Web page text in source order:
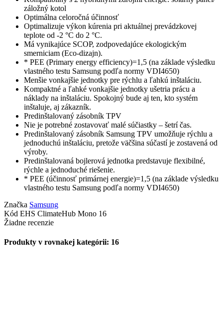
záložný kotol
Optimálna celoročná účinnosť
Optimalizuje výkon kúrenia pri aktuálnej prevádzkovej
teplote od -2 °C do 2 °C.
Má vynikajúce SCOP, zodpovedajúce ekologickým
smerniciam (Eco-dizajn).
* PEE (Primary energy efficiency)=1,5 (na základe výsledku
vlastného testu Samsung podľa normy VDI4650)
Menšie vonkajšie jednotky pre rýchlu a ľahkú inštaláciu.
Kompaktné a ľahké vonkajšie jednotky ušetria prácu a
náklady na inštaláciu. Spokojný bude aj ten, kto systém
inštaluje, aj zákazník.
Predinštalovaný zásobník TPV
Nie je potrebné zostavovať malé súčiastky – šetrí čas.
Predinštalovaný zásobník Samsung TPV umožňuje rýchlu a
jednoduchú inštaláciu, pretože väčšina súčastí je zostavená od
výroby.
Predinštalovaná bojlerová jednotka predstavuje flexibilné,
rýchle a jednoduché riešenie.
* PEE (účinnosť primárnej energie)=1,5 (na základe výsledku
vlastného testu Samsung podľa normy VDI4650)
Značka Samsung
Kód EHS ClimateHub Mono 16
Žiadne recenzie
Produkty v rovnakej kategórii: 16